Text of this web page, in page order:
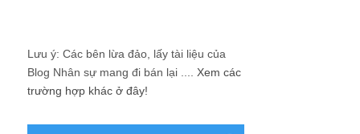
Lưu ý: Các bên lừa đảo, lấy tài liệu của
Blog Nhân sự mang đi bán lại .... Xem các
trường hợp khác ở đây!